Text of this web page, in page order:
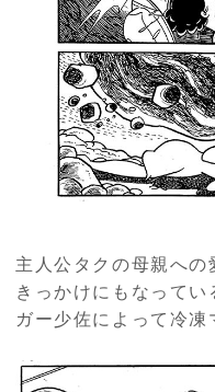
主人公タクの母親へ
きっかけにもなって
ガー少佐によって冷凍